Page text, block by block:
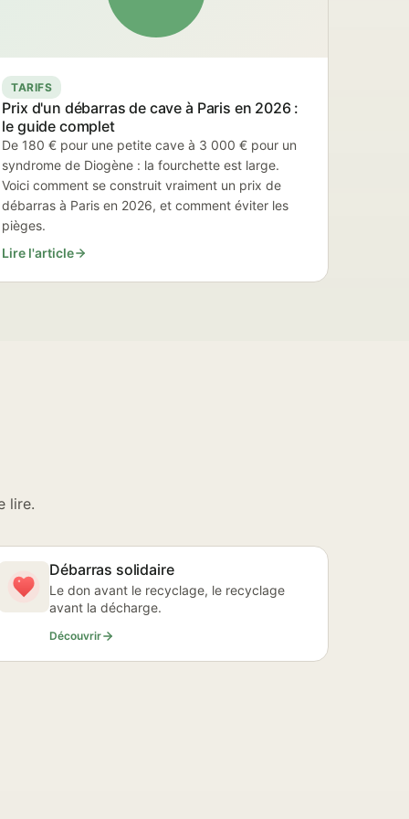
TARIFS
Prix d'un débarras de cave à Paris en 2026 :
le guide complet
De 180 € pour une petite cave à 3 000 € pour un
syndrome de Diogène : la fourchette est large.
Voici comment se construit vraiment un prix de
débarras à Paris en 2026, et comment éviter les
pièges.
Lire l'article
lire.
Débarras solidaire
Le don avant le recyclage, le recyclage
avant la décharge.
Découvrir